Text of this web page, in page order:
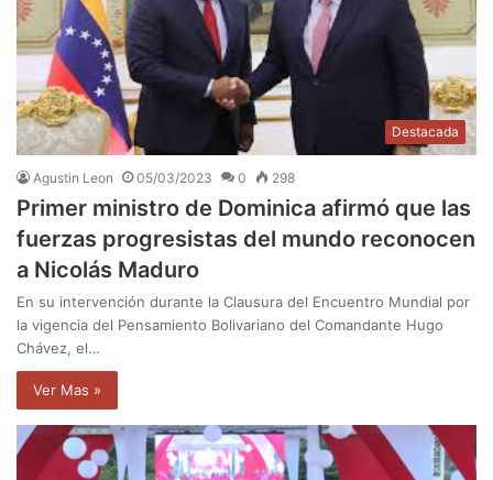
Destacada
Agustin Leon 05/03/2023 0 298
Primer ministro de Dominica afirmó que las
fuerzas progresistas del mundo reconocen
a Nicolás Maduro
En su intervención durante la Clausura del Encuentro Mundial por
la vigencia del Pensamiento Bolivariano del Comandante Hugo
Chávez, el…
Ver Mas »